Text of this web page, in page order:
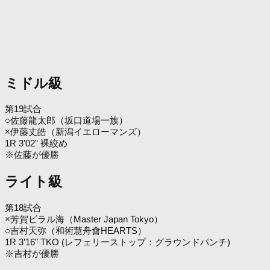
ミドル級
第19試合
○佐藤龍太郎（坂口道場一族）
×伊藤丈皓（新潟イエローマンズ）
1R 3’02” 裸絞め
※佐藤が優勝
ライト級
第18試合
×芳賀ビラル海（Master Japan Tokyo）
○吉村天弥（和術慧舟會HEARTS）
1R 3’16” TKO (レフェリーストップ：グラウンドパンチ)
※吉村が優勝